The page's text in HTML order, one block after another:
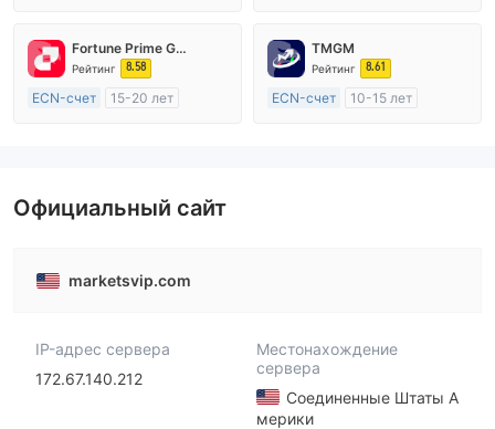
Маркет-Мейкинг (MM)
Маркет-Мейкинг (MM)
cTrader
Fortune Prime Global
Рейтинг 8.58
ECN-счет
15-20 лет
TMGM
Рейтинг 8.61
ECN-счет
10-15 лет
Официальный сайт
marketsvip.com
IP-адрес сервера
172.67.140.212
Местонахождение
сервера
Соединенные Штаты А
мерики